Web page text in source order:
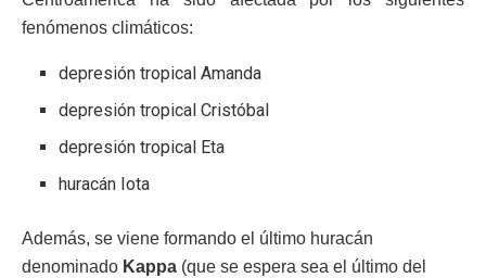
fenómenos climáticos:
depresión tropical Amanda
depresión tropical Cristóbal
depresión tropical Eta
huracán Iota
Además, se viene formando el último huracán
denominado Kappa (que se espera sea el último del